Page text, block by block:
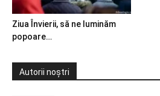
Ziua Învierii, să ne luminăm
popoare…
Autorii noștri